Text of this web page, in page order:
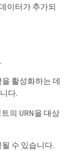
이터가 추가되
활성화하는 데
다.
의 URN을 대상
수 있습니다.